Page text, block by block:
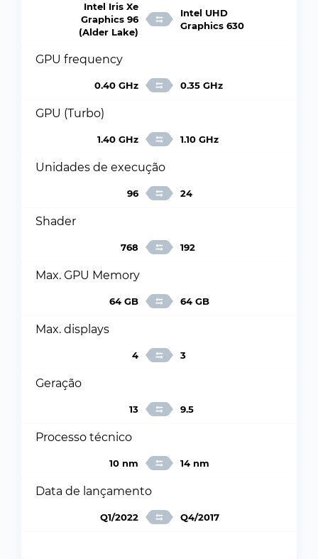
Intel Iris Xe
Graphics 96
(Alder Lake)
Intel UHD
Graphics 630
GPU frequency
0.40 GHz 0.35 GHz
GPU (Turbo)
1.40 GHz 1.10 GHz
Unidades de execução
96 24
Shader
768 192
Max. GPU Memory
64 GB 64 GB
Max. displays
4 3
Geração
13 9.5
Processo técnico
10 nm 14 nm
Data de lançamento
Q1/2022 Q4/2017